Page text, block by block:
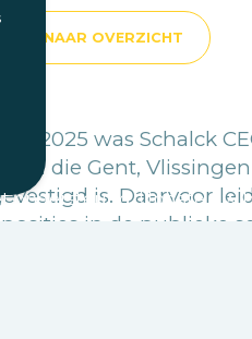
NAAR OVERZICHT
2025 was Schalck
die Gent,
is. Daarvoor
in de publieke
ondersteund. Update uw